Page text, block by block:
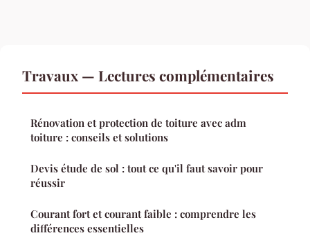
Travaux — Lectures complémentaires
Rénovation et protection de toiture avec adm
toiture : conseils et solutions
Devis étude de sol : tout ce qu'il faut savoir pour
réussir
Courant fort et courant faible : comprendre les
différences essentielles